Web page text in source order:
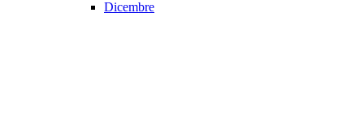
Dicembre